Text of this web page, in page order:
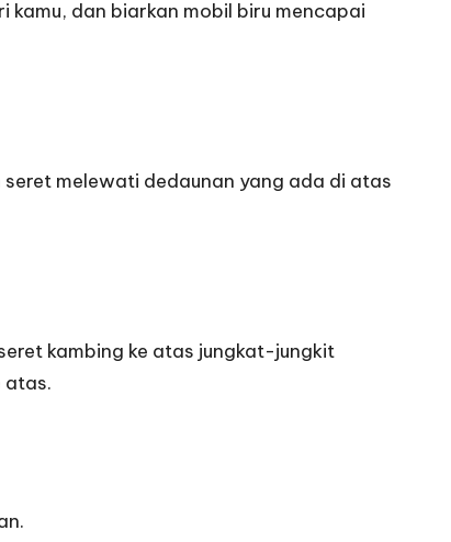
kamu, dan biarkan mobil biru mencapai
melewati dedaunan yang ada di atas
kambing ke atas jungkat-jungkit
atas.